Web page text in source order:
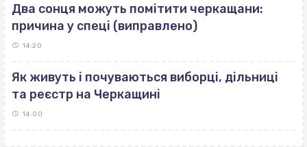
Два сонця можуть помітити черкащани:
причина у спеці (виправлено)
14:20
Як живуть і почуваються виборці, дільниці
та реєстр на Черкащині
14:00